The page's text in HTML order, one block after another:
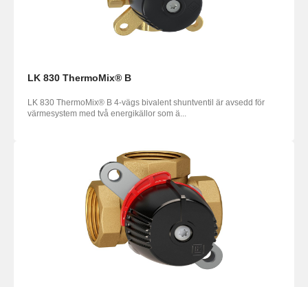
LK 830 ThermoMix® B
LK 830 ThermoMix® B 4-vägs bivalent shuntventil är avsedd för
värmesystem med två energikällor som ä...